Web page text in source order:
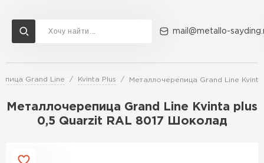
mail@metallo-
Grand Line Kvinta Plus Металлочерепица Grand Line
Металлочерепица Grand Line Kvinta plus
0,5 Quarzit RAL 8017 Шоколад
Доставка и оплата Акции О компании Контакты
Перейти в каталог